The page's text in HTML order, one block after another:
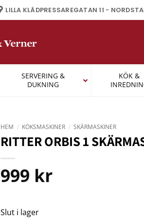
LILLA KLÄDPRESSAREGATAN 11 -
SERVERING &
DUKNING
KÖK &
HEM / KÖKSMASKINER / SKÄRMASKINER
RITTER ORBIS 1
999 kr
Slut i lager